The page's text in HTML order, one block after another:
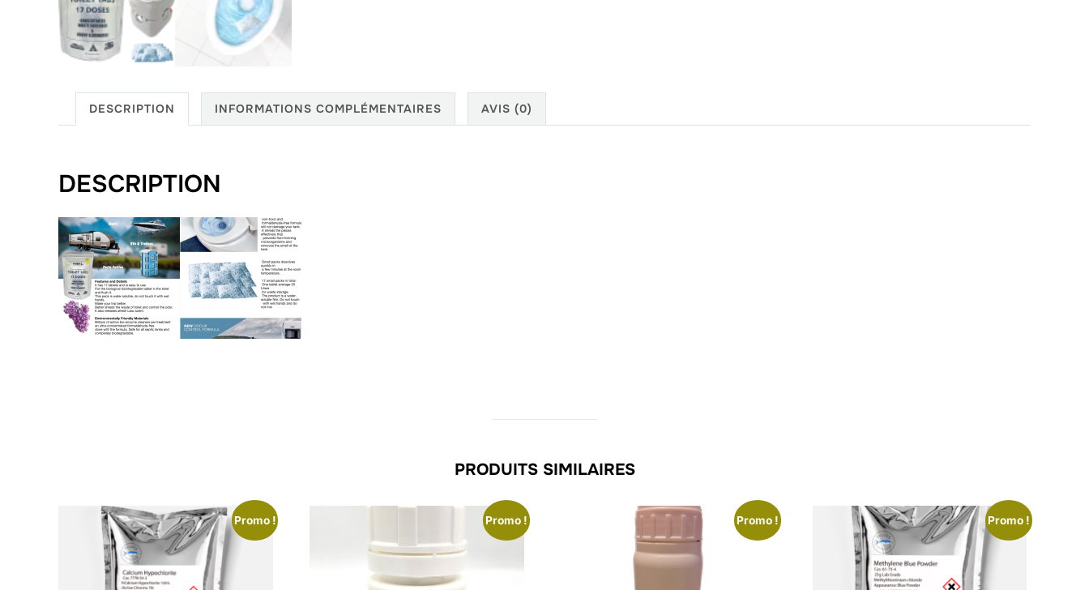
DESCRIPTION INFORMATIONS COMPLÉMENTAIRES AVIS (0)
DESCRIPTION
PRODUITS SIMILAIRES
Promo ! Promo ! Promo ! Promo !